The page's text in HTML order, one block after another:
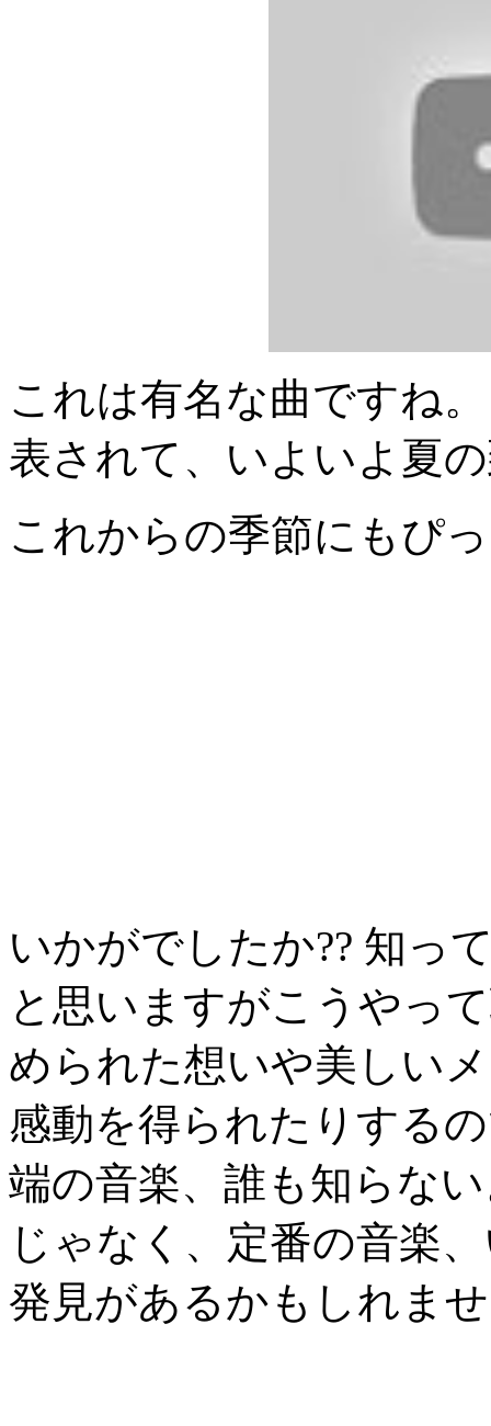
これは有名な曲ですね
表されて、いよいよ夏
これからの季節にもぴ
いかがでしたか?? 知っ
と思いますがこうやっ
められた想いや美しい
感動を得られたりする
端の音楽、誰も知らな
じゃなく、定番の音楽
発見があるかもしれま